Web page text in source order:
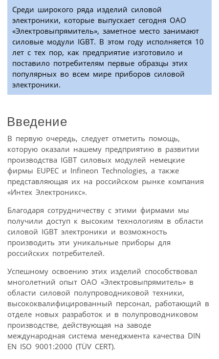
Среди широкого ряда изделий силовой
электроники, которые выпускает сегодня ОАО
«Электровыпрямитель», заметное место занимают
силовые модули IGBT. В этом году исполняется 10
лет с тех пор, как предприятие изготовило и
поставило потребителям первые образцы этих
популярных во всем мире приборов силовой
электроники.
Введение
В первую очередь, следует отметить помощь,
которую оказали нашему предприятию в развитии
производства IGBT силовых модулей немецкие
фирмы EUPEC и Infineon Technologies, а также
представляющая их на российском рынке компания
«Интех Электроникс».
Благодаря сотрудничеству с этими фирмами мы
получили доступ к высоким технологиям в области
силовой IGBT электроники и возможность
производить эти уникальные приборы для
российских потребителей.
Успешному освоению этих изделий способствовал
многолетний опыт ОАО «Электровыпрямитель» в
области силовой полупроводниковой техники,
высококвалифицированный персонал, работающий в
отделе новых разработок и в полупроводниковом
производстве, действующая на заводе
международная система менеджмента качества DIN
EN ISO 9001:2000 (TÜV CERT).